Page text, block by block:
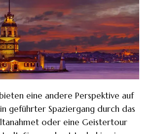
eine andere Perspektive auf
geführter Spaziergang durch das
oder eine Geistertour